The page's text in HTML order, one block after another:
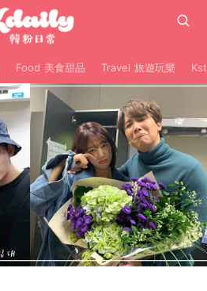
Food 美食甜品 Travel 旅遊玩樂